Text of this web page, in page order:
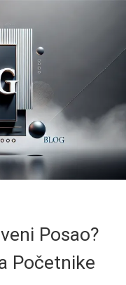
Posao?
Početnike